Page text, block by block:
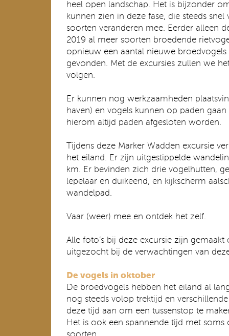
heel open landschap. Het is bijzonder
kunnen zien in deze fase, die steeds snel
soorten veranderen mee. Eerder alleen
2019 al meer soorten broedende
opnieuw een aantal nieuwe broedvogels
gevonden. Met de excursies zullen we
volgen.
Er kunnen nog werkzaamheden
haven) en vogels kunnen op paden
hierom altijd paden afgesloten worden.
Tijdens deze Marker Wadden excursie
het eiland. Er zijn uitgestippelde
km. Er bevinden zich drie vogelhutten,
lepelaar en duikeend, en kijkscherm
wandelpad.
Vaar (weer) mee en ontdek het zelf.
Alle foto’s bij deze excursie zijn gemaakt
uitgezocht bij de verwachtingen van
De vogels in oktober
De broedvogels hebben het eiland al
nog steeds volop trektijd en
deze tijd aan om een tussenstop te
Het is ook een spannende tijd met soms